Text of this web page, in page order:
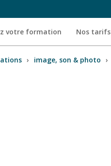
votre formation Nos tarifs
› image, son & photo ›